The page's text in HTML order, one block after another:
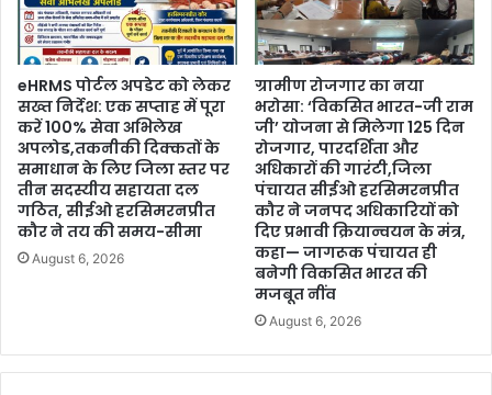
eHRMS पोर्टल अपडेट को लेकर
सख्त निर्देश: एक सप्ताह में पूरा
करें 100% सेवा अभिलेख
अपलोड,तकनीकी दिक्कतों के
समाधान के लिए जिला स्तर पर
तीन सदस्यीय सहायता दल
गठित, सीईओ हरसिमरनप्रीत
कौर ने तय की समय-सीमा
August 6, 2026
ग्रामीण रोजगार का नया
भरोसा: ‘विकसित भारत-जी राम
जी’ योजना से मिलेगा 125 दिन
रोजगार, पारदर्शिता और
अधिकारों की गारंटी,जिला
पंचायत सीईओ हरसिमरनप्रीत
कौर ने जनपद अधिकारियों को
दिए प्रभावी क्रियान्वयन के मंत्र,
कहा— जागरूक पंचायत ही
बनेगी विकसित भारत की
मजबूत नींव
August 6, 2026